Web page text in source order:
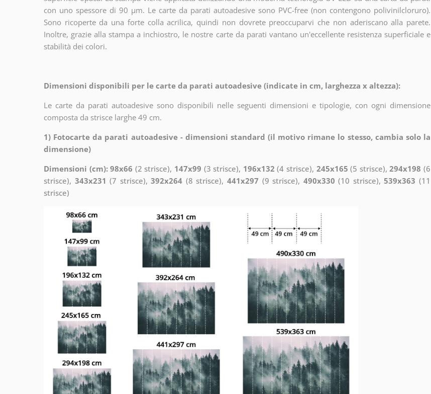
con uno spessore di 90 µm. Le carte da parati autoadesive sono PVC-free (non contengono polivinilcloruro).
Sono ricoperte da una forte colla acrilica, quindi non dovrete preoccuparvi che non aderiscano alla parete.
Inoltre, grazie alla stampa a inchiostro, le nostre carte da parati vantano un'eccellente resistenza superficiale e
stabilità dei colori.
Dimensioni disponibili per le carte da parati autoadesive (indicate in cm, larghezza x altezza):
Le carte da parati autoadesive sono disponibili nelle seguenti dimensioni e tipologie, con ogni dimensione
composta da strisce larghe 49 cm.
1) Fotocarte da parati autoadesive - dimensioni standard (il motivo rimane lo stesso, cambia solo la
dimensione)
Dimensioni (cm): 98x66 (2 strisce), 147x99 (3 strisce), 196x132 (4 strisce), 245x165 (5 strisce),294x198 (6
strisce), 343x231 (7 strisce),392x264 (8 strisce),441x297 (9 strisce), 490x330 (10 strisce),539x363 (11
strisce)